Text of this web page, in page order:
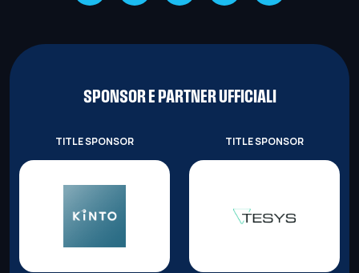
SPONSOR E PARTNER UFFICIALI
TITLE SPONSOR TITLE SPONSOR